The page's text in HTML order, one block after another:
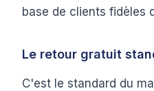
base de clients fidèles
Le retour gratuit
C'est le standard du